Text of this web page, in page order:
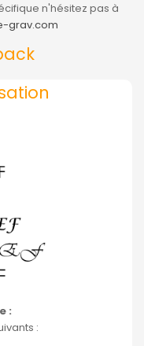
n'hésitez pas à
grav.com
:
: